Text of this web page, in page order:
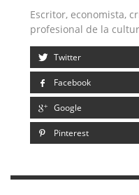
Escritor, economista,
profesional de la
Twitter
Facebook
Google
Pinterest